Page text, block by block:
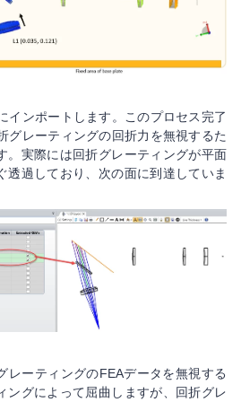
インポートします。このプロセス完了
グレーティングの回折力を無視するた
。実際には回折グレーティングが平面
透過しており、次の面に到達していま
レーティングのFEAデータを無視する
ングによって屈曲しますが、回折グレ